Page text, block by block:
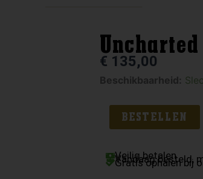
Uncharted
€ 135,00
Beschikbaarheid:
Uncharted
22yo
BESTELLEN
Veilig betalen
Vandaag besteld,
Gratis ophalen bij